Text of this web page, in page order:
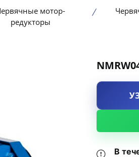
мотор-
редукторы
В